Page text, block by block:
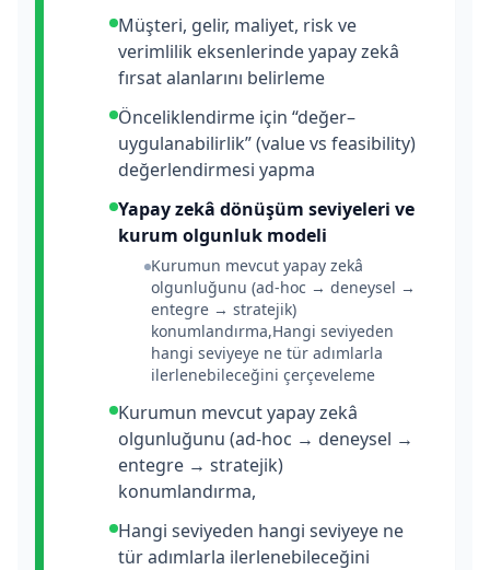
Müşteri, gelir, maliyet, risk ve
verimlilik eksenlerinde yapay zekâ
fırsat alanlarını belirleme
Önceliklendirme için “değer–
uygulanabilirlik” (value vs feasibility)
değerlendirmesi yapma
Yapay zekâ dönüşüm seviyeleri ve
kurum olgunluk modeli
Kurumun mevcut yapay zekâ
olgunluğunu (ad-hoc → deneysel →
entegre → stratejik)
konumlandırma,Hangi seviyeden
hangi seviyeye ne tür adımlarla
ilerlenebileceğini çerçeveleme
Kurumun mevcut yapay zekâ
olgunluğunu (ad-hoc → deneysel →
entegre → stratejik)
konumlandırma,
Hangi seviyeden hangi seviyeye ne
tür adımlarla ilerlenebileceğini